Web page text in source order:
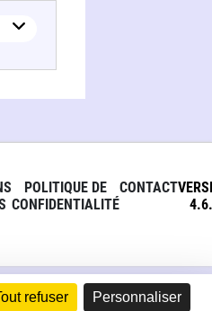
refuser Personnaliser
POLITIQUE DE
CONFIDENTIALITÉ
CONTACT